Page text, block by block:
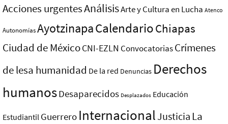
Acciones urgentesAnálisisArte y Cultura en Lucha Atenco
AutonomíasAyotzinapaCalendarioChiapas
Ciudad de MéxicoCNI-EZLN ConvocatoriasCrímenes
de lesa humanidad De la red Denuncias Derechos
humanosDesaparecidos Desplazados Educación
Estudiantil Guerrero InternacionalJusticia La